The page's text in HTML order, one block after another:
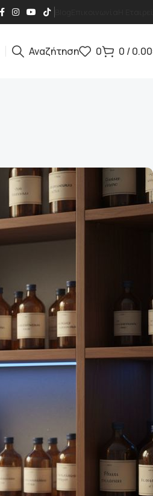
Αναζήτηση 0 0 /0.00